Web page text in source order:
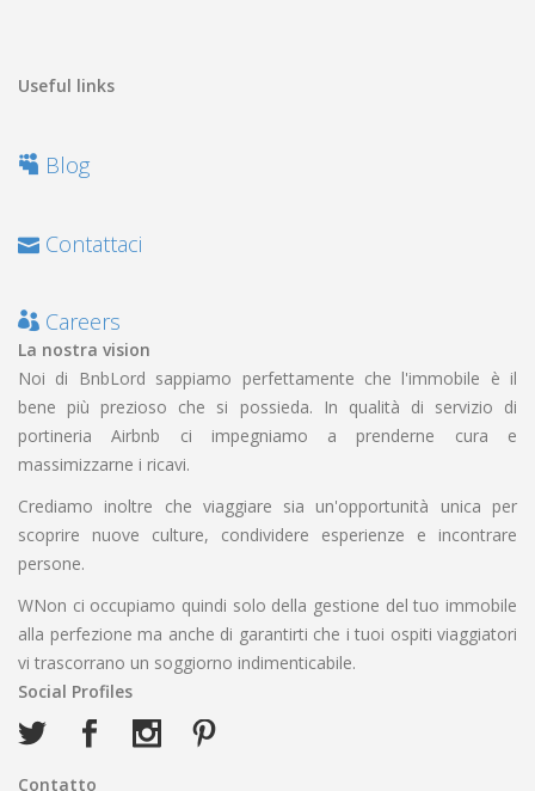
Useful links
Blog
Contattaci
Careers
La nostra vision
Noi di BnbLord sappiamo perfettamente che l'immobile è il
bene più prezioso che si possieda. In qualità di servizio di
portineria Airbnb ci impegniamo a prenderne cura e
massimizzarne i ricavi.
Crediamo inoltre che viaggiare sia un'opportunità unica per
scoprire nuove culture, condividere esperienze e incontrare
persone.
WNon ci occupiamo quindi solo della gestione del tuo immobile
alla perfezione ma anche di garantirti che i tuoi ospiti viaggiatori
vi trascorrano un soggiorno indimenticabile.
Social Profiles
Contatto